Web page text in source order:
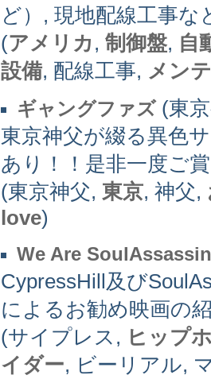
ど）, 現地配線工事
(アメリカ , 制御盤, 自
設備, 配線工事, メン
ギャングファズ(東
東京神父が綴る異色
あり！！是非一度ご
(東京神父, 東京, 神父,
love)
We Are
CypressHill及び
によるお勧め映画の
(サイプレス, ヒップ
イダー, ビーリアル,